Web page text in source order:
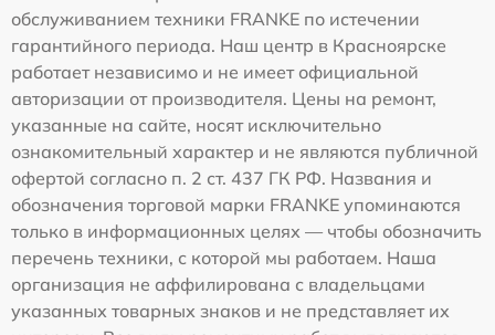
обслуживанием техники FRANKE по истечении
гарантийного периода. Наш центр в Красноярске
работает независимо и не имеет официальной
авторизации от производителя. Цены на ремонт,
указанные на сайте, носят исключительно
ознакомительный характер и не являются публичной
офертой согласно п. 2 ст. 437 ГК РФ. Названия и
обозначения торговой марки FRANKE упоминаются
только в информационных целях — чтобы обозначить
перечень техники, с которой мы работаем. Наша
организация не аффилирована с владельцами
указанных товарных знаков и не представляет их